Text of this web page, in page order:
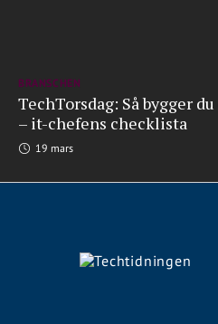
BRANSCHEN
TechTorsdag: Så bygger
– it-chefens checklista
19 mars